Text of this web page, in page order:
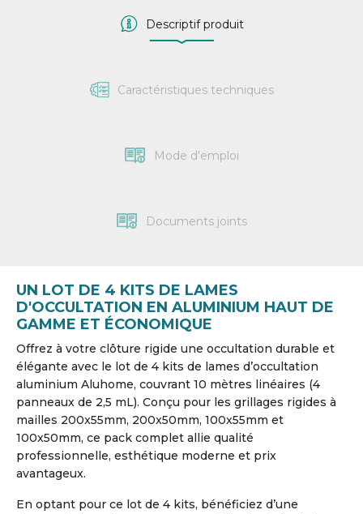
Descriptif produit
Caractéristiques techniques
Mode d'emploi
Documents joints
UN LOT DE 4 KITS DE LAMES
D'OCCULTATION EN ALUMINIUM HAUT DE
GAMME ET ÉCONOMIQUE
Offrez à votre clôture rigide une occultation durable et
élégante avec le lot de 4 kits de lames d’occultation
aluminium Aluhome, couvrant 10 mètres linéaires (4
panneaux de 2,5 mL). Conçu pour les grillages rigides à
mailles 200x55mm, 200x50mm, 100x55mm et
100x50mm, ce pack complet allie qualité
professionnelle, esthétique moderne et prix
avantageux.
En optant pour ce lot de 4 kits, bénéficiez d’une